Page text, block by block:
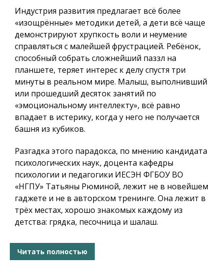
Индустрия развития предлагает всё более
«изощрённые» методики детей, а дети всё чаще
демонстрируют хрупкость воли и неумение
справляться с малейшей фрустрацией. Ребёнок,
способный собрать сложнейший паззл на
планшете, теряет интерес к делу спустя три
минуты в реальном мире. Малыш, выполнивший
или прошедший десяток занятий по
«эмоциональному интеллекту», всё равно
впадает в истерику, когда у него не получается
башня из кубиков.
Разгадка этого парадокса, по мнению кандидата
психологических наук, доцента кафедры
психологии и педагогики ИЕСЭН ФГБОУ ВО
«НГПУ» Татьяны Рюминой, лежит не в новейшем
гаджете и не в авторском тренинге. Она лежит в
трёх местах, хорошо знакомых каждому из
детства: грядка, песочница и шалаш.
Читать полностью